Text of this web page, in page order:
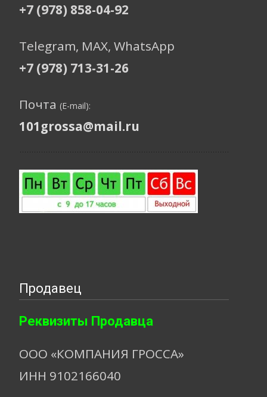
+7 (978) 858-04-92
Telegram, МАХ, WhatsApp
+7 (978) 713-31-26
Почта (E-mail):
101grossa@mail.ru
Продавец
Реквизиты Продавца
ООО «КОМПАНИЯ ГРОССА»
ИНН 9102166040